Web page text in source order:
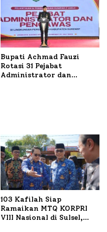
Bupati Achmad Fauzi
Rotasi 31 Pejabat
Administrator dan
103 Kafilah Siap
Ramaikan MTQ KORPRI
VIII Nasional di Sulsel,